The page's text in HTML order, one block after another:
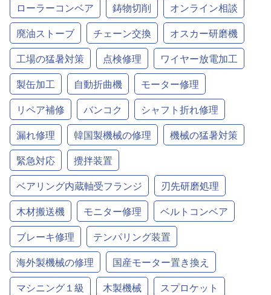
ローラーコンベア
鋳物切削
オンライン相談
廃油ストーブ
チェーン交換
オスカー研磨機
工場の猛暑対策
点検修理
ワイヤー放電加工
製缶加工
自動折曲機
モーター修理
リペア補修
バンコク
シャフト折れ修理
漏れ修理
韓国製機械の修理
機械の猛暑対策
緊急対応
攪拌装置
ベアリング内蔵軸受フランジ
刃先研磨処理
木材搬送機
モニター修理
ベルトコンベア
ブレーキ修理
テンパリング装置
海外製機械の修理
国産モーター置き換え
マシニング１級
木製機械
スプロケット